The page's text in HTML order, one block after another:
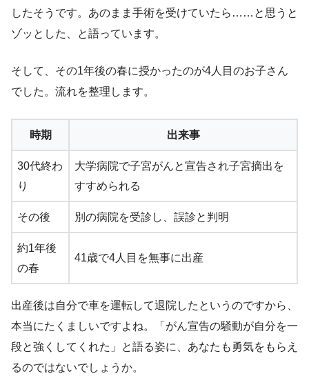
したそうです。あのまま手術を受けていたら……と思うと
ゾッとした、と語っています。
そして、その1年後の春に授かったのが4人目のお子さん
でした。流れを整理します。
時期 出来事
30代終わ
り
大学病院で子宮がんと宣告され子宮摘出を
すすめられる
その後 別の病院を受診し、誤診と判明
約1年後
の春
41歳で4人目を無事に出産
出産後は自分で車を運転して退院したというのですから、
本当にたくましいですよね。「がん宣告の騒動が自分を一
段と強くしてくれた」と語る姿に、あなたも勇気をもらえ
るのではないでしょうか。